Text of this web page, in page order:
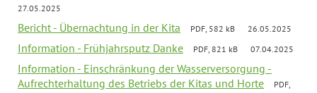
27.05.2025
Bericht - Übernachtung in der Kita PDF, 582 kB 26.05.2025
Information - Frühjahrsputz Danke PDF, 821 kB 07.04.2025
Information - Einschränkung der Wasserversorgung -
Aufrechterhaltung des Betriebs der Kitas und Horte
PDF,